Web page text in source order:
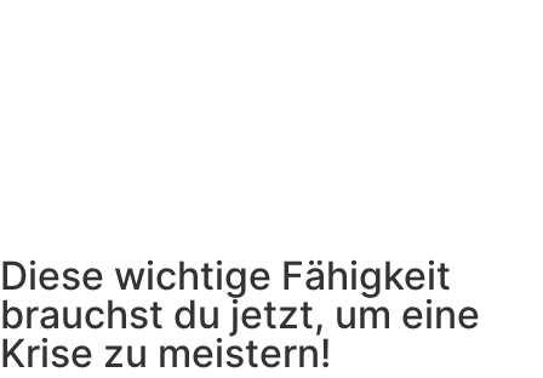
Diese wichtige Fähigkeit
brauchst du jetzt, um eine
Krise zu meistern!